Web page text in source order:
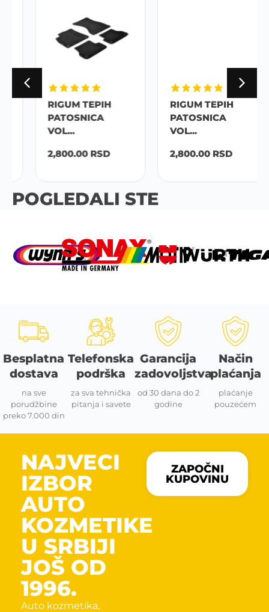
RIGUM TEPIH
PATOSNICA
VOL...
2,800.00RSD
RIGUM TEPIH
PATOSNICA
VOL...
2,800.00RSD
POGLEDALI STE
Besplatna
dostava
na sve
porudžbine
preko 7.000 din
Telefonska
podrška
za sva tehnička
pitanja i savete
Garancija
zadovoljstva
od 30 dana do 2
godine
Način
plaćanja
plaćanje
pouzećem
NAJVECI
IZBOR
AUTO
KOZMETIKE
U SRBIJI
JOŠ OD
1996.
Auto kozmetika,
ZAPOČNI
KUPOVINU